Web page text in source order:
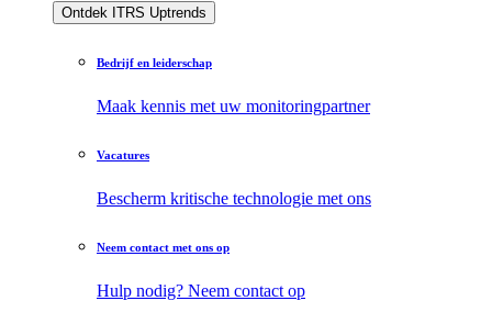
Ontdek ITRS Uptrends
Bedrijf en leiderschap
Maak kennis met uw monitoringpartner
Vacatures
Bescherm kritische technologie met ons
Neem contact met ons op
Hulp nodig? Neem contact op